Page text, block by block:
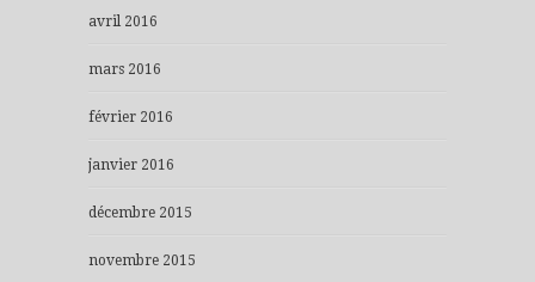
avril 2016
mars 2016
février 2016
janvier 2016
décembre 2015
novembre 2015